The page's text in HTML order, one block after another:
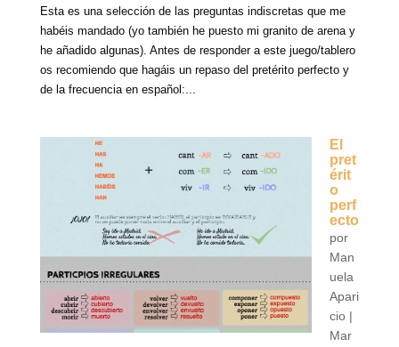
Esta es una selección de las preguntas indiscretas que me
habéis mandado (yo también he puesto mi granito de arena y
he añadido algunas). Antes de responder a este juego/tablero
os recomiendo que hagáis un repaso del pretérito perfecto y
de la frecuencia en español:...
El
pret
érit
o
perf
ecto
por
Man
uela
Apari
cio|
Mar